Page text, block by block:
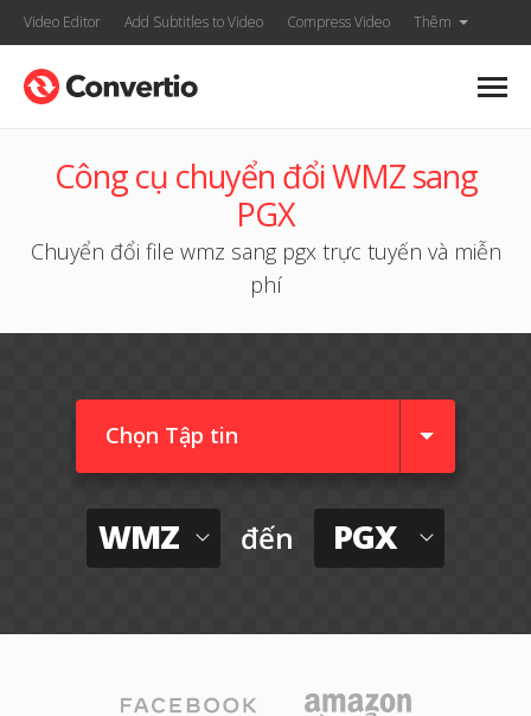
Video Editor Add Subtitles to Video Compress Video Thêm
Công cụ chuyển đổi WMZ sang
PGX
Chuyển đổi file wmz sang pgx trực tuyến và miễn
phí
Chọn Tập tin
WMZ đến PGX